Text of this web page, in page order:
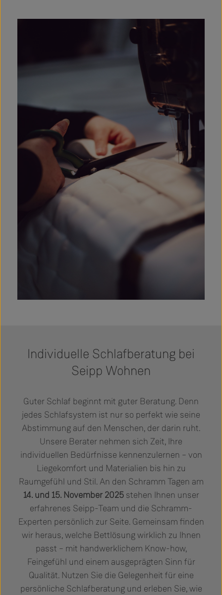
Individuelle Schlafberatung bei
Seipp Wohnen
Guter Schlaf beginnt mit guter Beratung. Denn
jedes Schlafsystem ist nur so perfekt wie seine
Abstimmung auf den Menschen, der darin ruht.
Unsere Berater nehmen sich Zeit, Ihre
individuellen Bedürfnisse kennenzulernen – von
Liegekomfort und Materialien bis hin zu
Raumgefühl und Stil. An den Schramm Tagen am
14. und 15. November 2025 stehen Ihnen unser
erfahrenes Seipp-Team und die Schramm-
Experten persönlich zur Seite. Gemeinsam finden
wir heraus, welche Bettlösung wirklich zu Ihnen
passt – mit handwerklichem Know-how,
Feingefühl und einem ausgeprägten Sinn für
Qualität. Nutzen Sie die Gelegenheit für eine
persönliche Schlafberatung und erleben Sie, wie